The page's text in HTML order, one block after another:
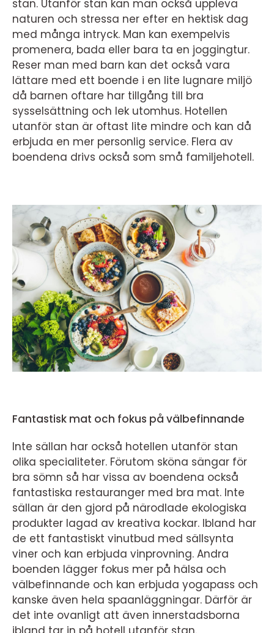
stan. Utanför stan kan man också uppleva
naturen och stressa ner efter en hektisk dag
med många intryck. Man kan exempelvis
promenera, bada eller bara ta en joggingtur.
Reser man med barn kan det också vara
lättare med ett boende i en lite lugnare miljö
då barnen oftare har tillgång till bra
sysselsättning och lek utomhus. Hotellen
utanför stan är oftast lite mindre och kan då
erbjuda en mer personlig service. Flera av
boendena drivs också som små familjehotell.
Fantastisk mat och fokus på välbefinnande
Inte sällan har också hotellen utanför stan
olika specialiteter. Förutom sköna sängar för
bra sömn så har vissa av boendena också
fantastiska restauranger med bra mat. Inte
sällan är den gjord på närodlade ekologiska
produkter lagad av kreativa kockar. Ibland har
de ett fantastiskt vinutbud med sällsynta
viner och kan erbjuda vinprovning. Andra
boenden lägger fokus mer på hälsa och
välbefinnande och kan erbjuda yogapass och
kanske även hela spaanläggningar. Därför är
det inte ovanligt att även innerstadsborna